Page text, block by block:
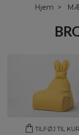
Hjem
TILFØJ TIL